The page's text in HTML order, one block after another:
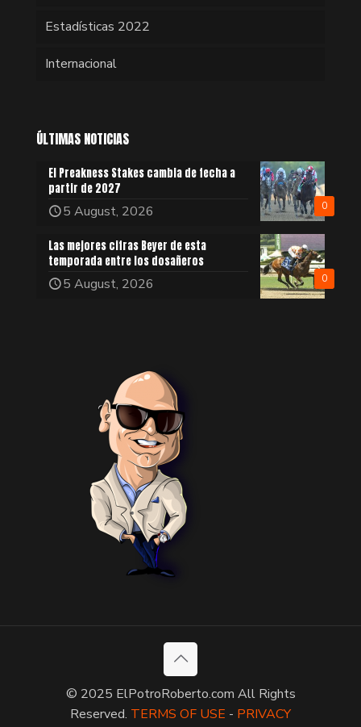
Estadísticas 2022
Internacional
ÚLTIMAS NOTICIAS
0
El Preakness Stakes cambia de fecha a
partir de 2027
5 August, 2026
0
Las mejores cifras Beyer de esta
temporada entre los dosañeros
5 August, 2026
© 2025 ElPotroRoberto.com All Rights
Reserved. TERMS OF USE - PRIVACY